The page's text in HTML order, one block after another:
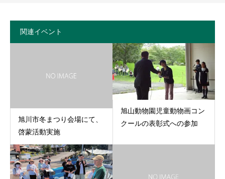
関連イベント
旭川市冬まつり会場にて、
啓蒙活動実施
旭山動物園児童動物画コン
クールの表彰式への参加